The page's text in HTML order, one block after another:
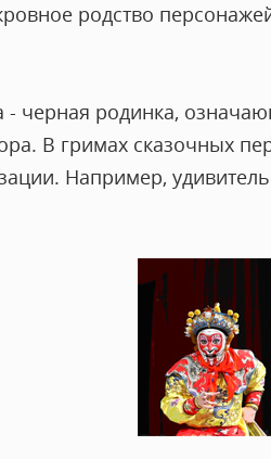
родство
- черная родинка,
В гримах сказочных
Например,